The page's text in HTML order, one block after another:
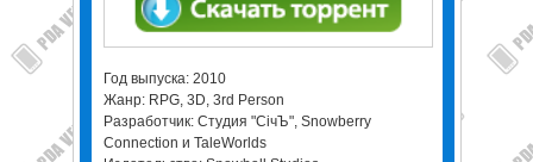
Год выпуска: 2010
Жанр: RPG, 3D, 3rd Person
Разработчик: Студия "СiчЪ", Snowberry
Connection и TaleWorlds